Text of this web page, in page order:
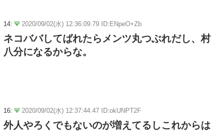
14: Ψ 2020/09/02(水) 12:36:09.79 ID:ENpeO+Zb
ネコババしてばれたらメンツ丸つぶれだし、村
八分になるからな。
16: Ψ 2020/09/02(水) 12:37:44.47 ID:okUNPT2F
外人やろくでもないのが増えてるしこれからは